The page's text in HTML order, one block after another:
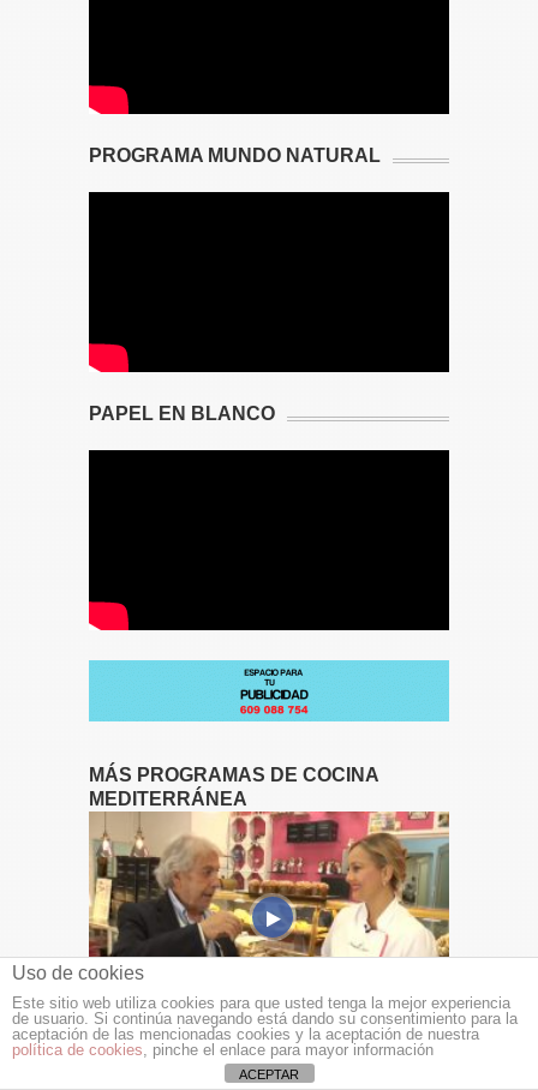
PROGRAMA MUNDO NATURAL
PAPEL EN BLANCO
MÁS PROGRAMAS DE COCINA
MEDITERRÁNEA
Cocina Mediterránea 2ª temporada – Aspe –
Panettone JUANFRAN ASENCIO y Uva de
Uso de cookies
Este sitio web utiliza cookies para que usted tenga la mejor experiencia
de usuario. Si continúa navegando está dando su consentimiento para la
aceptación de las mencionadas cookies y la aceptación de nuestra
política de cookies, pinche el enlace para mayor información
ACEPTAR